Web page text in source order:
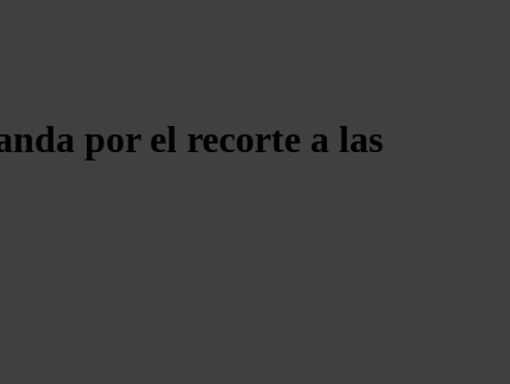
por el recorte a las